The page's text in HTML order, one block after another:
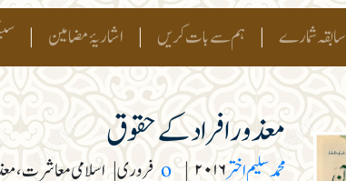
سابقہ شمارے | ہم سے بات کریں | اشاریۂ مضامین |
معذور افراد کے حقوق
محمد سلیم اخترo | ۲۰۱۶ فروری | اسلامی معاشرت،